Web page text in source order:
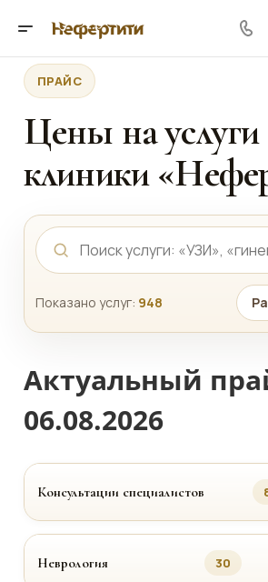
ПРАЙС
Цены на услуги
клиники
Показано услуг: 948
Актуальный
06.08.2026
Консультации специалистов
Неврология 30